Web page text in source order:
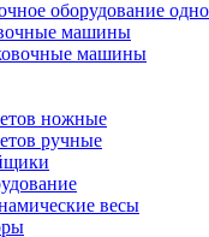
оборудование
машины
машины
ножные
ручные
весы